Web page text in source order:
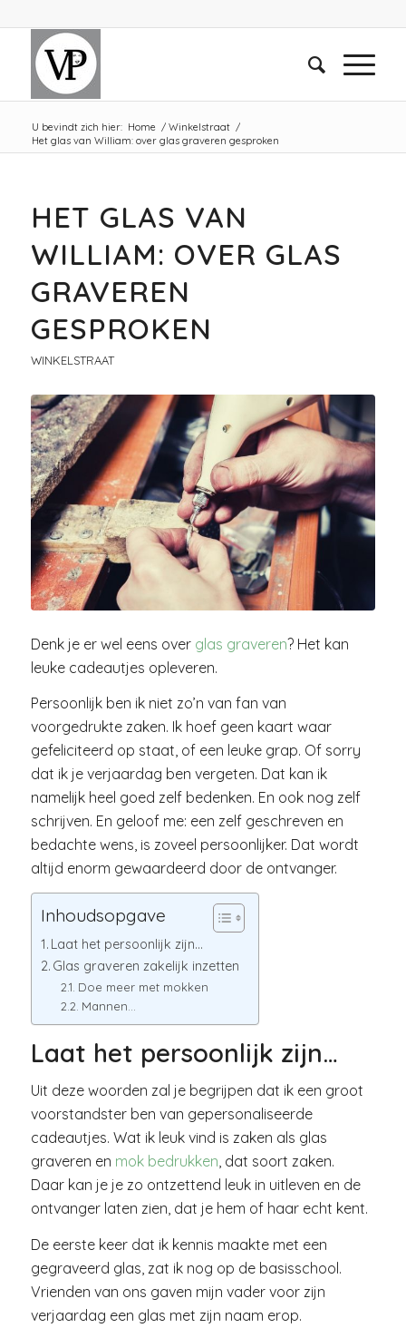
U bevindt zich hier: Home / Winkelstraat /
Het glas van William: over glas graveren gesproken
HET GLAS VAN
WILLIAM: OVER GLAS
GRAVEREN
GESPROKEN
WINKELSTRAAT
Denk je er wel eens over glas graveren? Het kan
leuke cadeautjes opleveren.
Persoonlijk ben ik niet zo’n van fan van
voorgedrukte zaken. Ik hoef geen kaart waar
gefeliciteerd op staat, of een leuke grap. Of sorry
dat ik je verjaardag ben vergeten. Dat kan ik
namelijk heel goed zelf bedenken. En ook nog zelf
schrijven. En geloof me: een zelf geschreven en
bedachte wens, is zoveel persoonlijker. Dat wordt
altijd enorm gewaardeerd door de ontvanger.
Inhoudsopgave
Laat het persoonlijk zijn…
Glas graveren zakelijk inzetten
Doe meer met mokken
Mannen…
Laat het persoonlijk zijn…
Uit deze woorden zal je begrijpen dat ik een groot
voorstandster ben van gepersonaliseerde
cadeautjes. Wat ik leuk vind is zaken als glas
graveren en mok bedrukken, dat soort zaken.
Daar kan je je zo ontzettend leuk in uitleven en de
ontvanger laten zien, dat je hem of haar echt kent.
De eerste keer dat ik kennis maakte met een
gegraveerd glas, zat ik nog op de basisschool.
Vrienden van ons gaven mijn vader voor zijn
verjaardag een glas met zijn naam erop.